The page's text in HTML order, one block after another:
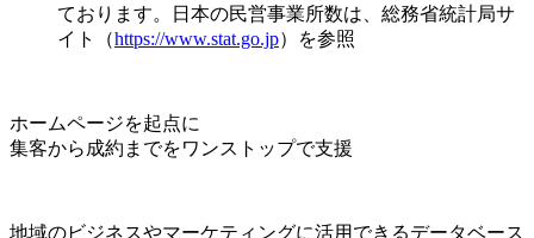
ております。日本の民営事業所数は、総務省統計局サ
イト（https://www.stat.go.jp）を参照
ホームページを起点に
集客から成約までをワンストップで支援
地域のビジネスやマーケティングに活用できるデータベース